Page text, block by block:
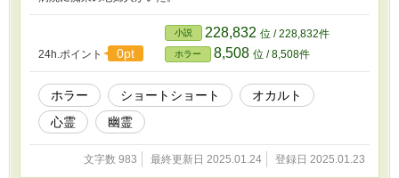
24h.ポイント 0pt
小説 228,832 位 / 228,832件
ホラー 8,508 位 / 8,508件
ホラー ショートショート
オカルト
心霊
幽霊
文字数 983 最終更新日 2025.01.24 登録日 2025.01.23